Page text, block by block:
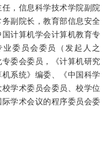
，信息科学技术学院副院
副院长，教育部信息安全
计算机学会计算机教育专
委员会委员（发起人之
委会委员，《计算机研究
系统》编委、《中国科学
学术委员会委员、校学位
学术会议的程序委员会委